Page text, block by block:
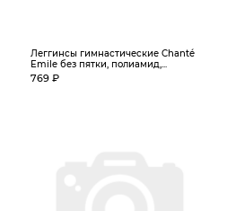
Леггинсы гимнастические Chanté
Emile без пятки, полиамид,...
769 ₽